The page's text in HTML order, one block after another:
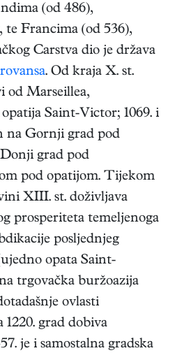
(od 486),
te Francima (od 536),
Carstva dio je država
. Od kraja X. st.
od Marseillea,
Saint-Victor; 1069. i
na Gornji grad pod
grad pod
pod opatijom. Tijekom
XIII. st. doživljava
prosperiteta temeljenoga
posljednjeg
opata Saint-
trgovačka buržoazija
ovlasti
1220. grad dobiva
je i samostalna gradska